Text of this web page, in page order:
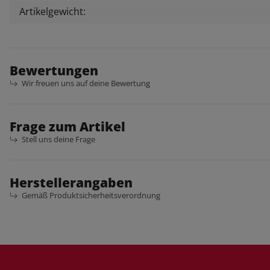
Artikelgewicht:
Bewertungen
Wir freuen uns auf deine Bewertung
Frage zum Artikel
Stell uns deine Frage
Herstellerangaben
Gemäß Produktsicherheitsverordnung